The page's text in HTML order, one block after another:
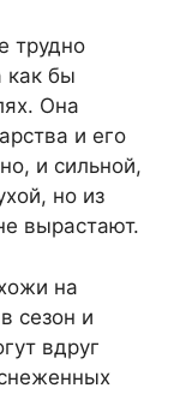
трудно
как бы
Она
и его
и сильной,
но из
вырастают.
на
сезон и
вдруг